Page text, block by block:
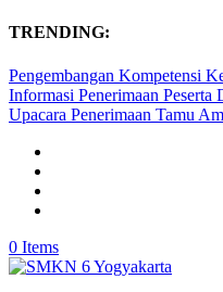
TRENDING:
Pengembangan Kompetensi
Informasi Penerimaan
Upacara Penerimaan Tamu
0 Items